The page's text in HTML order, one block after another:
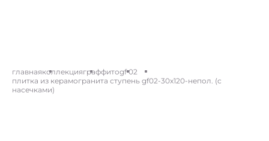
главнаяколлекцияграффитоgf 02
плитка из керамогранита ступень gf02-30x120-непол. (с
насечками)